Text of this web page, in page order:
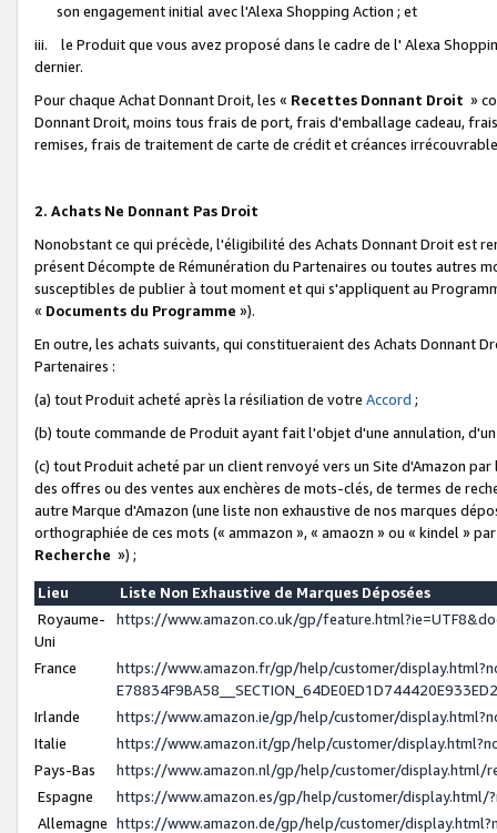
son engagement initial avec l'Alexa Shopping Action ; et
iii. le Produit que vous avez proposé dans le cadre de l' Alexa
dernier.
Pour chaque Achat Donnant Droit, les « Recettes Donnant Droit »
Donnant Droit, moins tous frais de port, frais d'emballage cadeau,
remises, frais de traitement de carte de crédit et créances
2. Achats Ne Donnant Pas Droit
Nonobstant ce qui précède, l'éligibilité des Achats Donnant Droit est
présent Décompte de Rémunération du Partenaires ou toutes autres
susceptibles de publier à tout moment et qui s'appliquent au
« Documents du Programme »).
En outre, les achats suivants, qui constitueraient des Achats Donnant
Partenaires :
(a) tout Produit acheté après la résiliation de votre Accord ;
(b) toute commande de Produit ayant fait l'objet d'une annulation,
(c) tout Produit acheté par un client renvoyé vers un Site d'Amazon
des offres ou des ventes aux enchères de mots-clés, de termes de
autre Marque d'Amazon (une liste non exhaustive de nos marques
orthographiée de ces mots (« ammazon », « amaozn » ou « kindel »
Recherche ») ;
Lieu
Liste Non Exhaustive de Marques Déposées
Royaume-
Uni
https://www.amazon.co.uk/gp/
France
https://www.amazon.fr/gp/help/customer/
Irlande
https://www.amazon.ie/gp/help/customer/
Italie
https://www.amazon.it/gp/help/customer/
Pays-Bas
https://www.amazon.nl/gp/help/customer/display.html/
Espagne
https://www.amazon.es/gp/help/customer/display.html/
Allemagne https://www.amazon.de/gp/help/customer/